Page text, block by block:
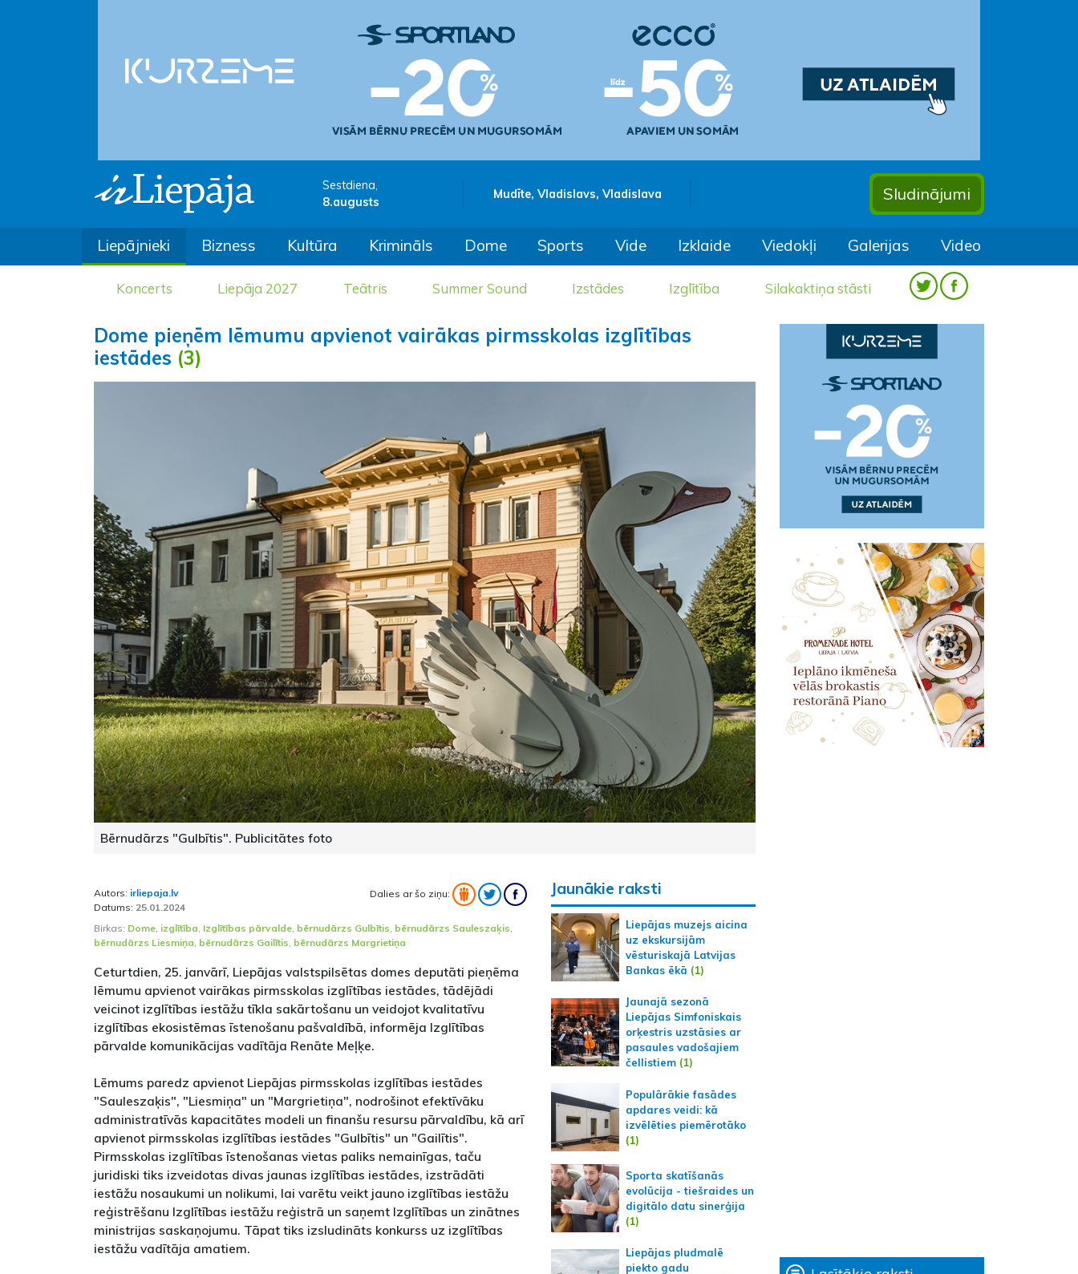
Sestdiena,
8.augusts
Mudīte, Vladislavs, Vladislava Sludinājumi
Liepājnieki Bizness Kultūra Krimināls Dome Sports Vide Izklaide Viedokļi Galerijas Video
Koncerts Liepāja 2027 Teātris Summer Sound Izstādes Izglītība Silakaktiņa stāsti
Dome pieņēm lēmumu apvienot vairākas pirmsskolas izglītības
iestādes (3)
Bērnudārzs "Gulbītis". Publicitātes foto
Autors: irliepaja.lv
Datums: 25.01.2024
Dalies ar šo ziņu:
Birkas: Dome, izglītība, Izglītības pārvalde, bērnudārzs Gulbītis, bērnudārzs Sauleszaķis,
bērnudārzs Liesmiņa, bērnudārzs Gailītis, bērnudārzs Margrietiņa
Ceturtdien, 25. janvārī, Liepājas valstspilsētas domes deputāti pieņēma
lēmumu apvienot vairākas pirmsskolas izglītības iestādes, tādējādi
veicinot izglītības iestāžu tīkla sakārtošanu un veidojot kvalitatīvu
izglītības ekosistēmas īstenošanu pašvaldībā, informēja Izglītības
pārvalde komunikācijas vadītāja Renāte Meļķe.
Lēmums paredz apvienot Liepājas pirmsskolas izglītības iestādes
"Sauleszaķis", "Liesmiņa" un "Margrietiņa", nodrošinot efektīvāku
administratīvās kapacitātes modeli un finanšu resursu pārvaldību, kā arī
apvienot pirmsskolas izglītības iestādes "Gulbītis" un "Gailītis".
Pirmsskolas izglītības īstenošanas vietas paliks nemainīgas, taču
juridiski tiks izveidotas divas jaunas izglītības iestādes, izstrādāti
iestāžu nosaukumi un nolikumi, lai varētu veikt jauno izglītības iestāžu
reģistrēšanu Izglītības iestāžu reģistrā un saņemt Izglītības un zinātnes
ministrijas saskaņojumu. Tāpat tiks izsludināts konkurss uz izglītības
iestāžu vadītāja amatiem.
Jaunākie raksti
Liepājas muzejs aicina
uz ekskursijām
vēsturiskajā Latvijas
Bankas ēkā (1)
Jaunajā sezonā
Liepājas Simfoniskais
orķestris uzstāsies ar
pasaules vadošajiem
čellistiem(1)
Populārākie fasādes
apdares veidi: kā
izvēlēties piemērotāko
(1)
Sporta skatīšanās
evolūcija - tiešraides un
digitālo datu sinerģija
(1)
Liepājas pludmalē
piekto gadu